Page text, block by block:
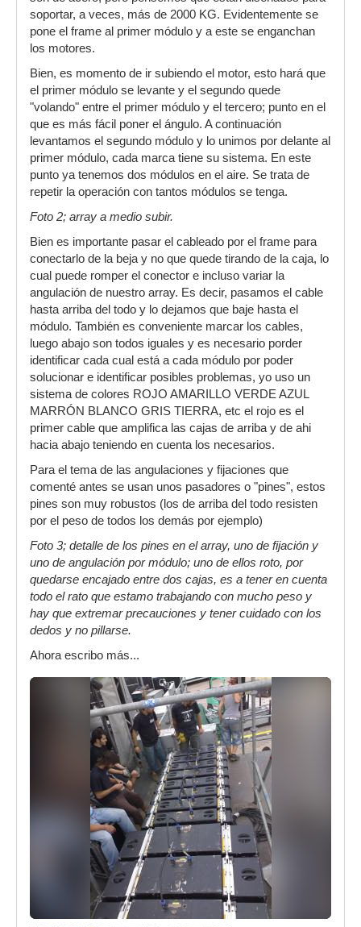
soportar, a veces, más de 2000 KG. Evidentemente se
pone el frame al primer módulo y a este se enganchan
los motores.
Bien, es momento de ir subiendo el motor, esto hará que
el primer módulo se levante y el segundo quede
"volando" entre el primer módulo y el tercero; punto en el
que es más fácil poner el ángulo. A continuación
levantamos el segundo módulo y lo unimos por delante al
primer módulo, cada marca tiene su sistema. En este
punto ya tenemos dos módulos en el aire. Se trata de
repetir la operación con tantos módulos se tenga.
Foto 2; array a medio subir.
Bien es importante pasar el cableado por el frame para
conectarlo de la beja y no que quede tirando de la caja, lo
cual puede romper el conector e incluso variar la
angulación de nuestro array. Es decir, pasamos el cable
hasta arriba del todo y lo dejamos que baje hasta el
módulo. También es conveniente marcar los cables,
luego abajo son todos iguales y es necesario porder
identificar cada cual está a cada módulo por poder
solucionar e identificar posibles problemas, yo uso un
sistema de colores ROJO AMARILLO VERDE AZUL
MARRÓN BLANCO GRIS TIERRA, etc el rojo es el
primer cable que amplifica las cajas de arriba y de ahi
hacia abajo teniendo en cuenta los necesarios.
Para el tema de las angulaciones y fijaciones que
comenté antes se usan unos pasadores o "pines", estos
pines son muy robustos (los de arriba del todo resisten
por el peso de todos los demás por ejemplo)
Foto 3; detalle de los pines en el array, uno de fijación y
uno de angulación por módulo; uno de ellos roto, por
quedarse encajado entre dos cajas, es a tener en cuenta
todo el rato que estamo trabajando con mucho peso y
hay que extremar precauciones y tener cuidado con los
dedos y no pillarse.
Ahora escribo más...